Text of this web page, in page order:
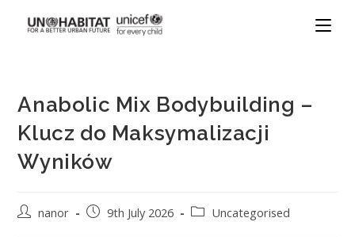
Anabolic Mix Bodybuilding –
Klucz do Maksymalizacji
Wyników
nanor 9th July 2026 Uncategorised